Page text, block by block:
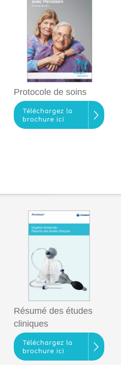
Protocole de soins
Téléchargez la
brochure ici
Résumé des études
cliniques
Téléchargez la
brochure ici